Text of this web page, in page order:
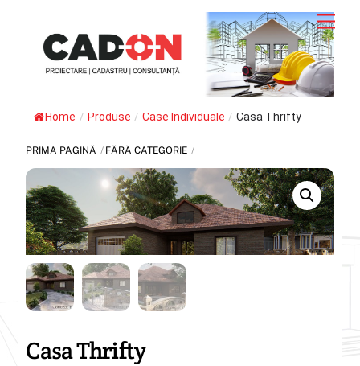
content
Home / Produse / Case Individuale / Casa Thrifty
PRIMA PAGINĂ FĂRĂ CATEGORIE
Casa Thrifty